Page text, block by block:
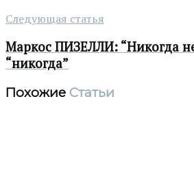
Следующая статья
Маркос ПИЗЕЛЛИ: “Никогда
“никогда”
Похожие Статьи